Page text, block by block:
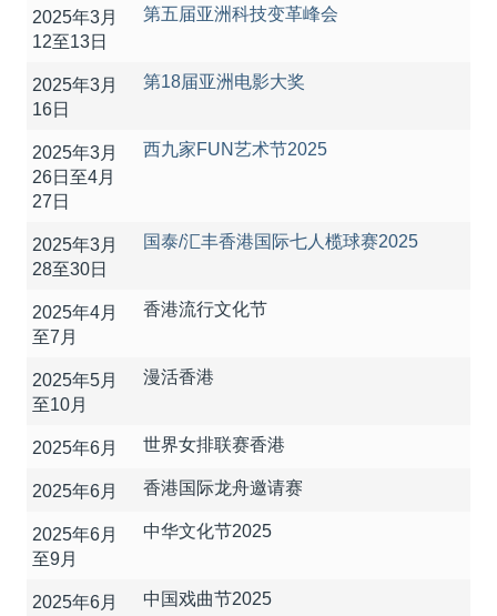
2025年3月
12至13日
第五届亚洲科技变革峰会
2025年3月
16日
第18届亚洲电影大奖
2025年3月
26日至4月
27日
西九家FUN艺术节2025
2025年3月
28至30日
国泰/汇丰香港国际七人榄球赛2025
2025年4月
至7月
香港流行文化节
2025年5月
至10月
漫活香港
2025年6月 世界女排联赛香港
2025年6月 香港国际龙舟邀请赛
2025年6月
至9月
中华文化节2025
2025年6月
中国戏曲节2025